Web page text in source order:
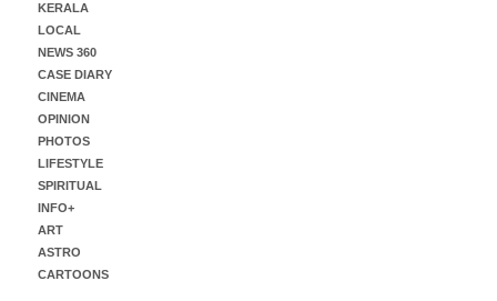
KERALA
LOCAL
NEWS 360
CASE DIARY
CINEMA
OPINION
PHOTOS
LIFESTYLE
SPIRITUAL
INFO+
ART
ASTRO
CARTOONS